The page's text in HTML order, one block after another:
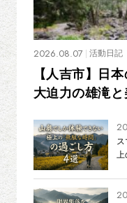
2026.08.07 活動日記
【人吉市】日
大迫力の雄滝
上